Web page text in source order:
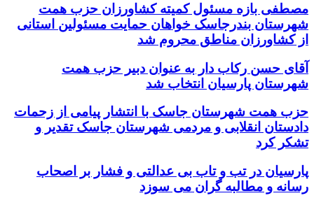
مصطفی بازه مسئول کمیته کشاورزان حزب همت
شهرستان بندرجاسک خواهان حمایت مسئولین استانی
از کشاورزان مناطق محروم شد
آقای حسن رکاب دار به عنوان دبیر حزب همت
شهرستان پارسیان انتخاب شد
حزب همت شهرستان جاسک با انتشار پیامی از زحمات
دادستان انقلابی و مردمی شهرستان جاسک تقدیر و
تشکر کرد
پارسیان در تب و تاب بی عدالتی و فشار بر اصحاب
رسانه و مطالبه گران می سوزد